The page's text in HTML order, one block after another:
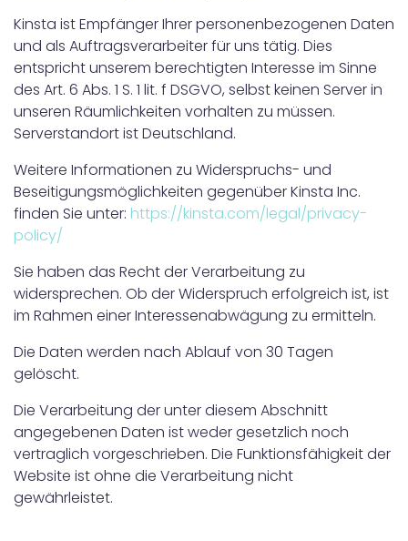
Kinsta ist Empfänger Ihrer personenbezogenen Daten
und als Auftragsverarbeiter für uns tätig. Dies
entspricht unserem berechtigten Interesse im Sinne
des Art. 6 Abs. 1 S. 1 lit. f DSGVO, selbst keinen Server in
unseren Räumlichkeiten vorhalten zu müssen.
Serverstandort ist Deutschland.
Weitere Informationen zu Widerspruchs- und
Beseitigungsmöglichkeiten gegenüber Kinsta Inc.
finden Sie unter: https://kinsta.com/legal/privacy-
policy/
Sie haben das Recht der Verarbeitung zu
widersprechen. Ob der Widerspruch erfolgreich ist, ist
im Rahmen einer Interessenabwägung zu ermitteln.
Die Daten werden nach Ablauf von 30 Tagen
gelöscht.
Die Verarbeitung der unter diesem Abschnitt
angegebenen Daten ist weder gesetzlich noch
vertraglich vorgeschrieben. Die Funktionsfähigkeit der
Website ist ohne die Verarbeitung nicht
gewährleistet.